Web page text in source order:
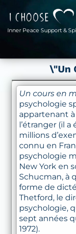
Inner Peace Support &
\"Un
Un cours en
psychologie
appartenant
l’étranger (il
millions
connu en
psychologie
New York en
Schucman, à
forme de
Thetford, le
psychologie,
sept années
1972).